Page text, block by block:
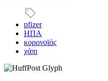
pfizer
ΗΠΑ
κορονοϊός
χάπι